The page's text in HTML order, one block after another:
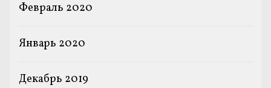
Февраль 2020
Январь 2020
Декабрь 2019